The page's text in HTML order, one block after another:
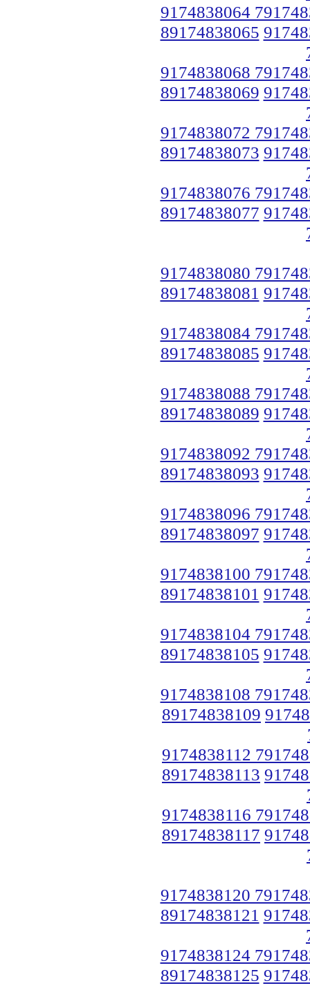
9174838064
89174838065
9174838068
89174838069
9174838072
89174838073
9174838076
89174838077
9174838080
89174838081
9174838084
89174838085
9174838088
89174838089
9174838092
89174838093
9174838096
89174838097
9174838100
89174838101
9174838104
89174838105
9174838108
89174838109
9174838112
89174838113
9174838116
89174838117
9174838120
89174838121
9174838124
89174838125